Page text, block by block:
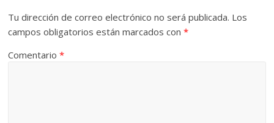
Tu dirección de correo electrónico no será publicada. Los
campos obligatorios están marcados con*
Comentario*